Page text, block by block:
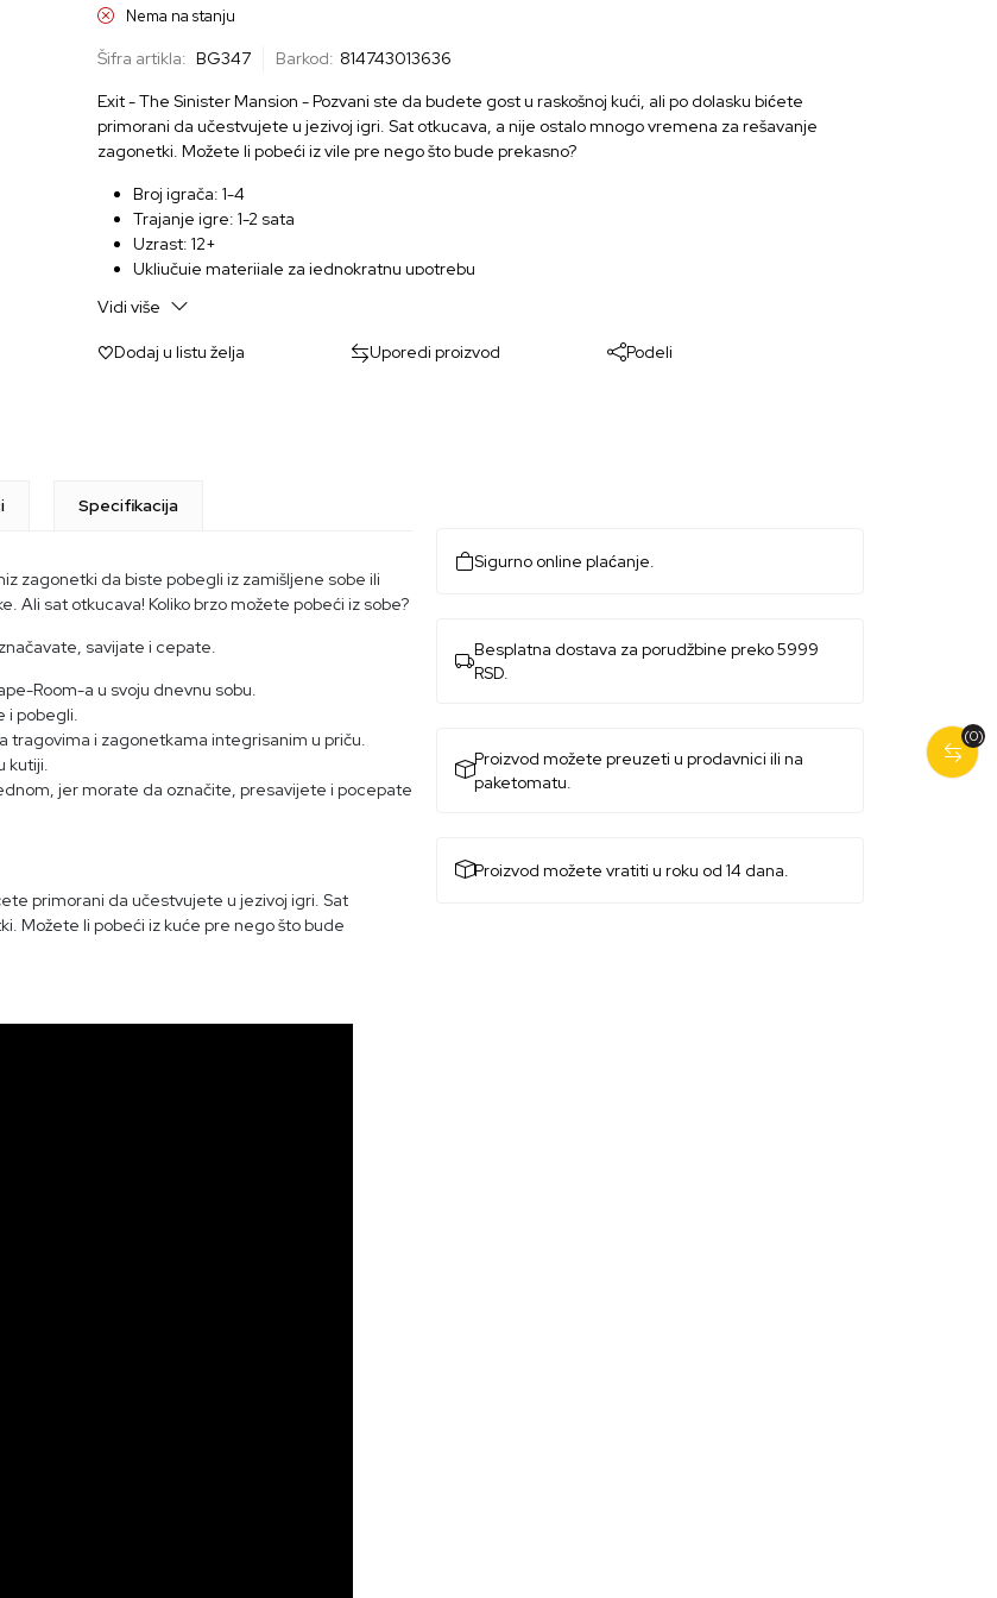
Nema na stanju
Šifra artikla: BG347 Barkod: 814743013636
Exit - The Sinister Mansion - Pozvani ste da budete gost u raskošnoj kući, ali po dolasku bićete
primorani da učestvujete u jezivoj igri. Sat otkucava, a nije ostalo mnogo vremena za rešavanje
zagonetki. Možete li pobeći iz vile pre nego što bude prekasno?
Broj igrača: 1-4
Trajanje igre: 1-2 sata
Uzrast: 12+
Uključuje materijale za jednokratnu upotrebu
Vidi više
Dodaj u listu želja Uporedi proizvod Podeli
(0)
Specifikacija
zagonetki da biste pobegli iz zamišljene sobe ili
Ali sat otkucava! Koliko brzo možete pobeći iz sobe?
savijate i cepate.
Room-a u svoju dnevnu sobu.
i pobegli.
tragovima i zagonetkama integrisanim u priču.
kutiji.
jer morate da označite, presavijete i pocepate
primorani da učestvujete u jezivoj igri. Sat
Možete li pobeći iz kuće pre nego što bude
Sigurno online plaćanje.
Besplatna dostava za porudžbine preko 5999
RSD.
Proizvod možete preuzeti u prodavnici ili na
paketomatu.
Proizvod možete vratiti u roku od 14 dana.